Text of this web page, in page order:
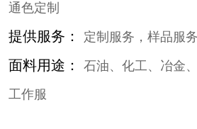
通色定制
提供服务： 定制服务，样品服务
面料用途：
石油、化工、冶金
工作服